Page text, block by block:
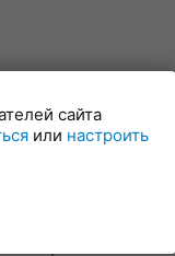
Россь
Свислочь
сайта
или настроить